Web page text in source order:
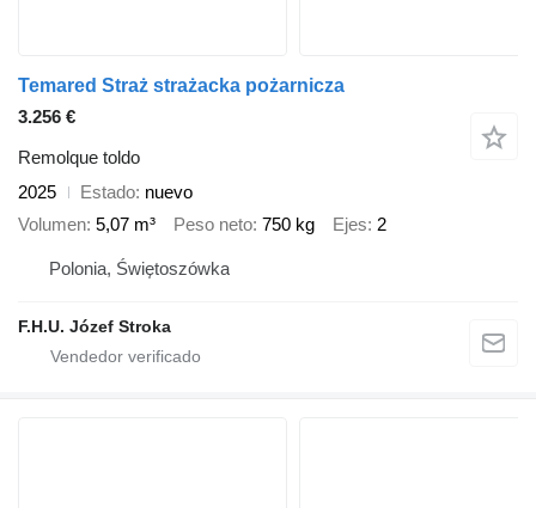
Temared Straż strażacka pożarnicza
3.256 €
Remolque toldo
2025
Estado nuevo
Volumen 5,07 m³ Peso neto 750 kg Ejes 2
Polonia, Świętoszówka
F.H.U. Józef Stroka